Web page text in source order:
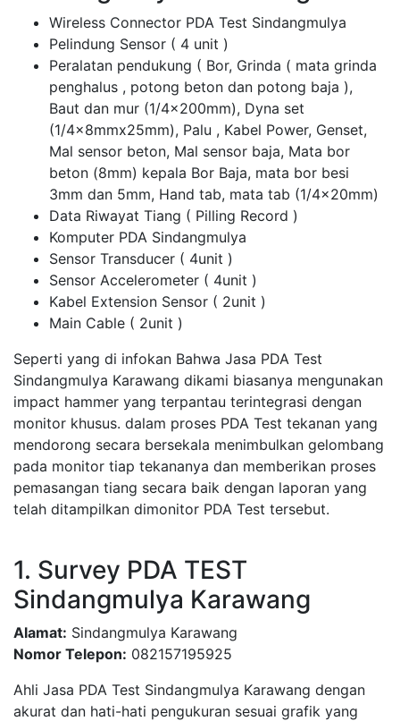
Wireless Connector PDA Test Sindangmulya
Pelindung Sensor ( 4 unit )
Peralatan pendukung ( Bor, Grinda ( mata grinda
penghalus , potong beton dan potong baja ),
Baut dan mur (1/4x200mm), Dyna set
(1/4x8mmx25mm), Palu , Kabel Power, Genset,
Mal sensor beton, Mal sensor baja, Mata bor
beton (8mm) kepala Bor Baja, mata bor besi
3mm dan 5mm, Hand tab, mata tab (1/4x20mm)
Data Riwayat Tiang ( Pilling Record )
Komputer PDA Sindangmulya
Sensor Transducer ( 4unit )
Sensor Accelerometer ( 4unit )
Kabel Extension Sensor ( 2unit )
Main Cable ( 2unit )
Seperti yang di infokan Bahwa Jasa PDA Test
Sindangmulya Karawang dikami biasanya mengunakan
impact hammer yang terpantau terintegrasi dengan
monitor khusus. dalam proses PDA Test tekanan yang
mendorong secara bersekala menimbulkan gelombang
pada monitor tiap tekananya dan memberikan proses
pemasangan tiang secara baik dengan laporan yang
telah ditampilkan dimonitor PDA Test tersebut.
1. Survey PDA TEST
Sindangmulya Karawang
Alamat: Sindangmulya Karawang
Nomor Telepon: 082157195925
Ahli Jasa PDA Test Sindangmulya Karawang dengan
akurat dan hati-hati pengukuran sesuai grafik yang